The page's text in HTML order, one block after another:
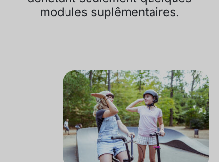
modules suplêmentaires.